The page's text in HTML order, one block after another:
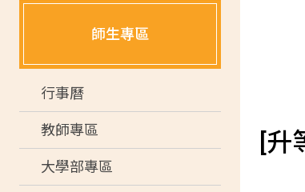
師生專區
行事曆
教師專區
大學部專區
[升